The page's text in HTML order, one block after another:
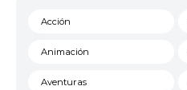
Acción
Animación
Aventuras